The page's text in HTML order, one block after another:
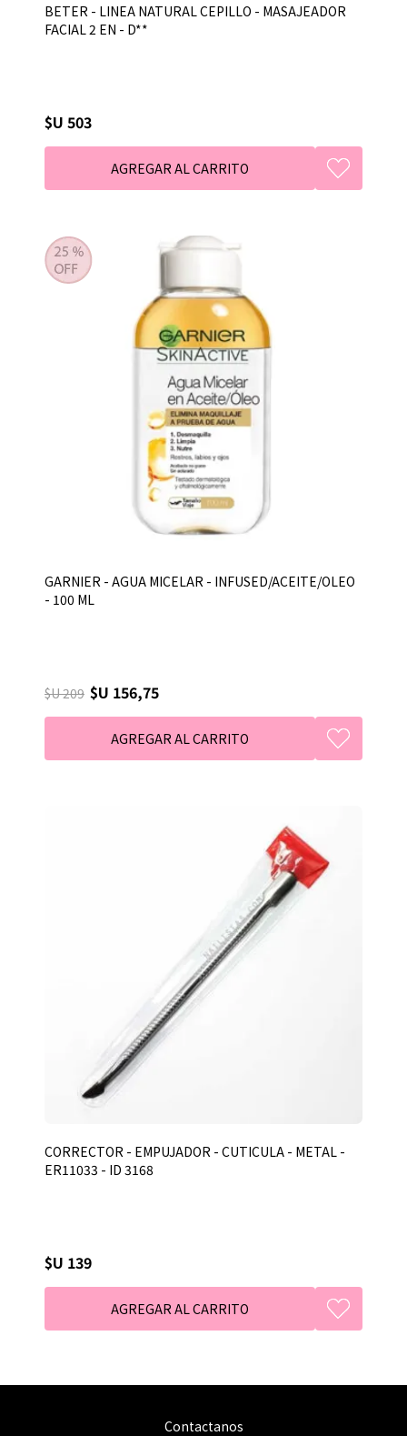
BETER - LINEA NATURAL CEPILLO - MASAJEADOR
FACIAL 2 EN - D**
$U 503
GARNIER - AGUA MICELAR - INFUSED/ACEITE/OLEO
- 100 ML
$U 209 $U 156,75
CORRECTOR - EMPUJADOR - CUTICULA - METAL -
ER11033 - ID 3168
$U 139
Contactanos